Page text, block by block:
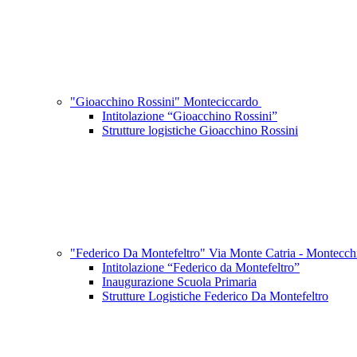
"Gioacchino Rossini" Monteciccardo
Intitolazione “Gioacchino Rossini”
Strutture logistiche Gioacchino Rossini
"Federico Da Montefeltro" Via Monte Catria -
Intitolazione “Federico da Montefeltro”
Inaugurazione Scuola Primaria
Strutture Logistiche Federico Da Montefeltro